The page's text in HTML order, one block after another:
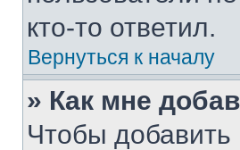
кто-то ответил.
Вернуться к началу
» Как мне
Чтобы